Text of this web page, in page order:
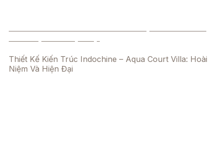
Thiết Kế Kiến Trúc Indochine – Aqua Court Villa: Hoài
Niệm Và Hiện Đại